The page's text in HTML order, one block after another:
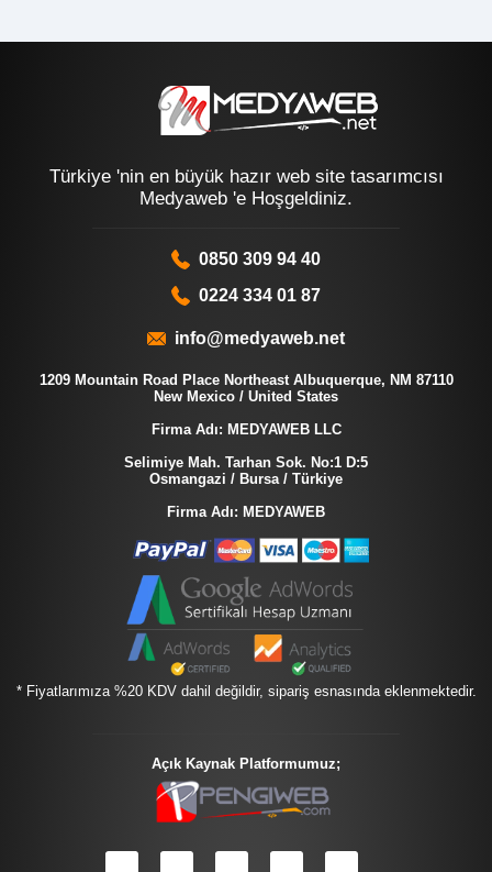
Türkiye 'nin en büyük hazır web site tasarımcısı
Medyaweb 'e Hoşgeldiniz.
0850 309 94 40
0224 334 01 87
info@medyaweb.net
1209 Mountain Road Place Northeast Albuquerque, NM 87110
New Mexico / United States
Firma Adı: MEDYAWEB LLC
Selimiye Mah. Tarhan Sok. No:1 D:5
Osmangazi / Bursa / Türkiye
Firma Adı: MEDYAWEB
* Fiyatlarımıza %20 KDV dahil değildir, sipariş esnasında eklenmektedir.
Açık Kaynak Platformumuz;